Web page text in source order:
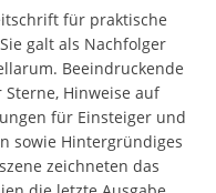
für praktische
galt als Nachfolger
Beeindruckende
Hinweise auf
für Einsteiger und
sowie Hintergründiges
zeichneten das